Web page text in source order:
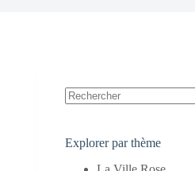
Explorer par thème